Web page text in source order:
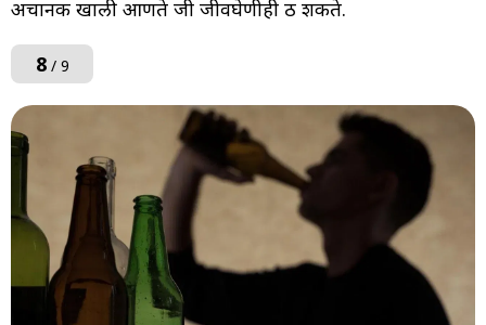
अचानक खाली आणते जी जीवघेणीही ठरू शकते.
8/ 9